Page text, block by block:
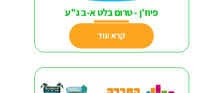
פיוז'ן - טרום בלט א-ב ג"ע
קרא עוד